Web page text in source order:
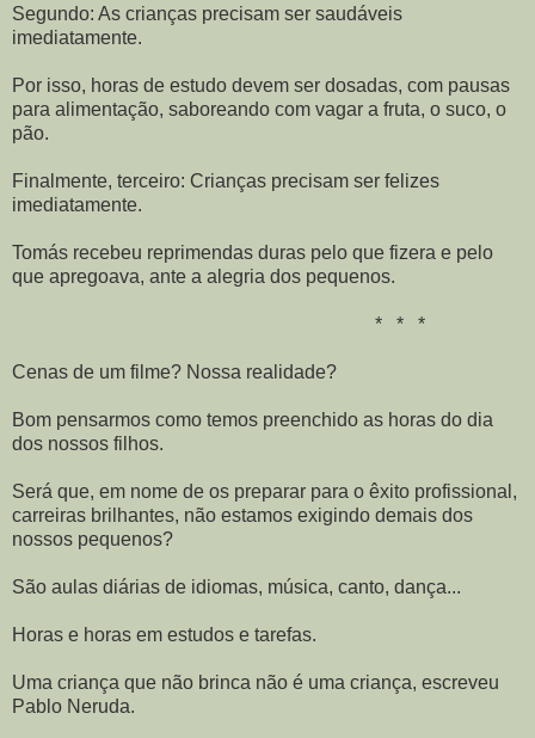
Segundo: As crianças precisam ser saudáveis
imediatamente.
Por isso, horas de estudo devem ser dosadas, com pausas
para alimentação, saboreando com vagar a fruta, o suco, o
pão.
Finalmente, terceiro: Crianças precisam ser felizes
imediatamente.
Tomás recebeu reprimendas duras pelo que fizera e pelo
que apregoava, ante a alegria dos pequenos.
* * *
Cenas de um filme? Nossa realidade?
Bom pensarmos como temos preenchido as horas do dia
dos nossos filhos.
Será que, em nome de os preparar para o êxito profissional,
carreiras brilhantes, não estamos exigindo demais dos
nossos pequenos?
São aulas diárias de idiomas, música, canto, dança...
Horas e horas em estudos e tarefas.
Uma criança que não brinca não é uma criança, escreveu
Pablo Neruda.